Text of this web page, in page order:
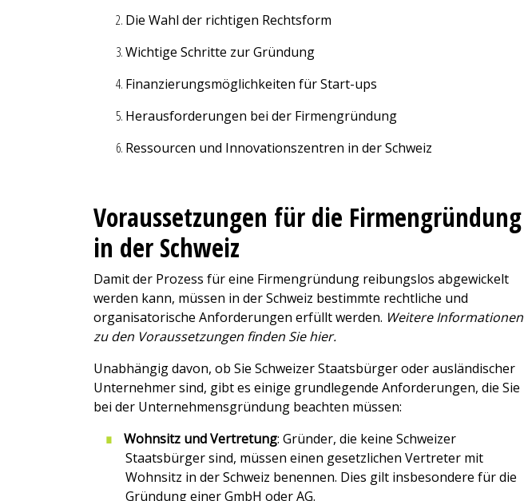
Die Wahl der richtigen Rechtsform
Wichtige Schritte zur Gründung
Finanzierungsmöglichkeiten für Start-ups
Herausforderungen bei der Firmengründung
Ressourcen und Innovationszentren in der Schweiz
Voraussetzungen für die Firmengründung
in der Schweiz
Damit der Prozess für eine Firmengründung reibungslos abgewickelt
werden kann, müssen in der Schweiz bestimmte rechtliche und
organisatorische Anforderungen erfüllt werden. Weitere Informationen
zu den Voraussetzungen finden Sie hier.
Unabhängig davon, ob Sie Schweizer Staatsbürger oder ausländischer
Unternehmer sind, gibt es einige grundlegende Anforderungen, die Sie
bei der Unternehmensgründung beachten müssen:
Wohnsitz und Vertretung: Gründer, die keine Schweizer
Staatsbürger sind, müssen einen gesetzlichen Vertreter mit
Wohnsitz in der Schweiz benennen. Dies gilt insbesondere für die
Gründung einer GmbH oder AG.